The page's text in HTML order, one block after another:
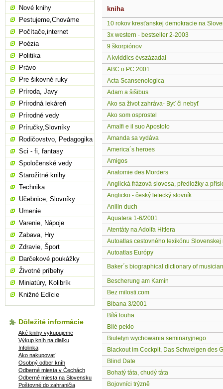
kniha
10 rokov kresťanskej demokracie na
3x western - bestseller 2-2003
9 škorpiónov
A kviddics évszázadai
ABC o PC 2001
Acta Scansenologica
Adam a šišibus
Ako sa život zahráva- Byť či nebyť
Ako som osprostel
Amalfi e il suo Apostolo
Amanda sa vydáva
America´s heroes
Amigos
Anatomie des Morders
Anglická frázová slovesa, předložky a
Anglicko - český letecký slovník
Anilin duch
Aquatera 1-6/2001
Atentáty na Adolfa Hitlera
Autoatlas cestovného lexikónu Slovenskej
Autoatlas Európy
Baker´s biographical dictionary of
Bescherung am Kamin
Bez milosti.com
Bibana 3/2001
Bílá touha
Bílé peklo
Biuletyn wychowania seminaryjnego
Blackout im Cockpit, Das Schweigen des
Blind Date
Bohatý táta, chudý táta
Bojovníci trýzně
Nové knihy
Pestujeme,Chováme
Počítače,internet
Poézia
Politika
Právo
Pre šikovné ruky
Príroda, Javy
Prírodná lekáreň
Prírodné vedy
Príručky,Slovníky
Rodičovstvo, Pedagogika
Sci - fi, fantasy
Spoločenské vedy
Starožitné knihy
Technika
Učebnice, Slovníky
Umenie
Varenie, Nápoje
Zabava, Hry
Zdravie, Šport
Darčekové poukážky
Životné príbehy
Miniatúry, Kolibrík
Knižné Edície
Dôležité informácie
Aké knihy vykupujeme
Výkup kníh na diaľku
Infolinka
Ako nakupovať
Osobný odber kníh
Odberné miesta v Čechách
Odberné miesta na Slovensku
Poštovné do zahraničia